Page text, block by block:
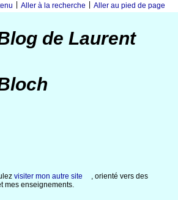
Aller à la recherche Aller au pied de page
de Laurent
visiter mon autre site
, orienté vers des
mes enseignements.